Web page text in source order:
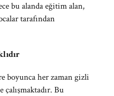
bu alanda eğitim alan,
tarafından
boyunca her zaman gizli
Bu